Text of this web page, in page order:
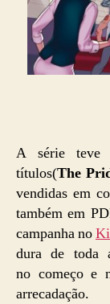
A série teve
títulos(The
vendidas em
também em
campanha no
dura de toda
no começo e
arrecadação.